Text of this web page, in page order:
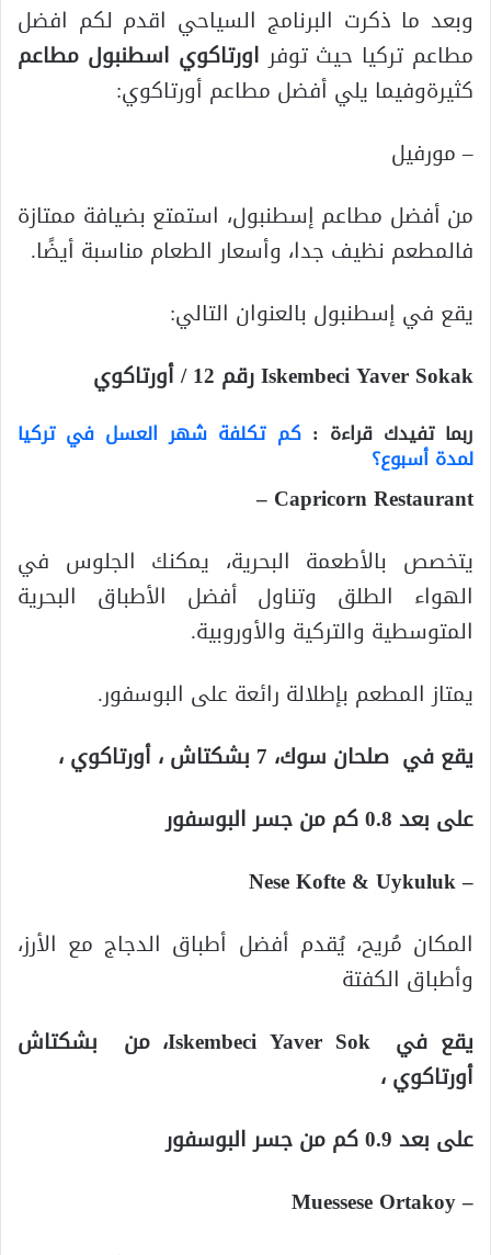
وبعد ما ذكرت البرنامج السياحي اقدم لكم افضل
مطاعم تركيا حيث توفر اورتاكوي اسطنبول مطاعم
كثيرةوفيما يلي أفضل مطاعم أورتاكوي:
– مورفيل
من أفضل مطاعم إسطنبول، استمتع بضيافة ممتازة
فالمطعم نظيف جدا، وأسعار الطعام مناسبة أيضًا.
يقع في إسطنبول بالعنوان التالي:
Iskembeci Yaver Sokak رقم 12 / أورتاكوي
ربما تفيدك قراءة :كم تكلفة شهر العسل في تركيا
لمدة أسبوع؟
Capricorn Restaurant –
يتخصص بالأطعمة البحرية، يمكنك الجلوس في
الهواء الطلق وتناول أفضل الأطباق البحرية
المتوسطية والتركية والأوروبية.
يمتاز المطعم بإطلالة رائعة على البوسفور.
يقع في صلحان سوك، 7 بشكتاش ، أورتاكوي ،
على بعد 0.8 كم من ‪جسر البوسفور
– ‪Nese Kofte & Uykuluk
المكان مُريح، يُقدم أفضل أطباق الدجاج مع الأرز،
وأطباق الكفتة
يقع في Iskembeci Yaver Sok، من بشكتاش
أورتاكوي ،
على بعد 0.9 كم من جسر البوسفور
– Muessese Ortakoy